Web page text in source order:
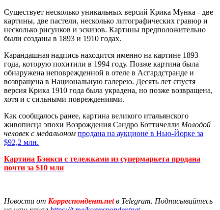
Существует несколько уникальных версий Крика Мунка - две
картины, две пастели, несколько литографических гравюр и
несколько рисунков и эскизов. Картины предположительно
были созданы в 1893 и 1910 годах.
Карандашная надпись находится именно на картине 1893
года, которую похитили в 1994 году. Позже картина была
обнаружена неповрежденной в отеле в Асгардстранде и
возвращена в Национальную галерею. Десять лет спустя
версия Крика 1910 года была украдена, но позже возвращена,
хотя и с сильными повреждениями.
Как сообщалось ранее, картина великого итальянского
живописца эпохи Возрождения Сандро Боттичелли Молодой
человек с медальоном продана на аукционе в Нью-Йорке за
$92,2 млн.
Картина Бэнкси с тележками из супермаркета продана
почти за $10 млн
Новости от Корреспондент.netв Telegram. Подписывайтесь